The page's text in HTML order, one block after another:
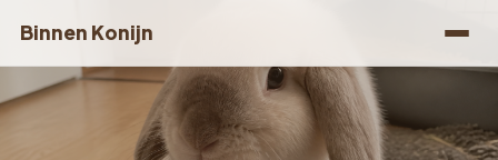
Binnen Konijn